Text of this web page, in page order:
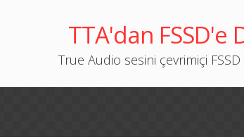
TTA'dan
True Audio sesini çevrimiçi